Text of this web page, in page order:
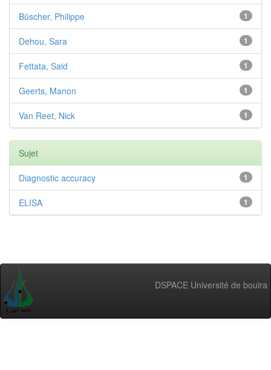
1
Büscher, Philippe
1
Dehou, Sara
1
Fettata, Said
1
Geerts, Manon
1
Van Reet, Nick
Sujet
1
Diagnostic accuracy
1
ELISA
DSPACE Université de bouira